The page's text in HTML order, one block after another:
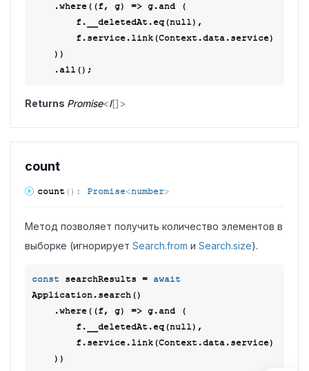
    .where(
(f, g) => g.and (
        f.__deletedAt.eq(
null),
Returns Promise<I[] >
count
count ( ) : Promise<number>
Метод позволяет получить количество элементов в
выборке (игнорирует Search.from и Search.size).
const searchResults = await
Application.search()
    .where(
(f, g) => g.and (
        f.__deletedAt.eq(
null),